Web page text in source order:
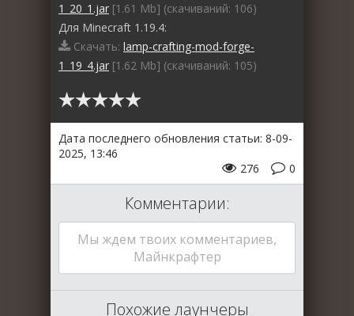
1_20_1.jar [1.61 Mb] (cкачиваний: 106)
Для Minecraft 1.19.4:
Скачать: lamp-crafting-mod-forge-
1_19_4.jar [1.62 Mb] (cкачиваний: 105)
Дата последнего обновления статьи: 8-09-
2025, 13:46
0
276
Комментарии:
Мы ждем твоих комментариев,
Майнкрафтер
Похожие лаунчеры